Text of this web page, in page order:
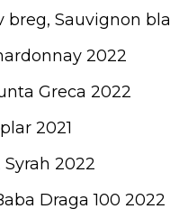
breg, Sauvignon
2022
Greca 2022
2021
Syrah 2022
Draga 100 2022